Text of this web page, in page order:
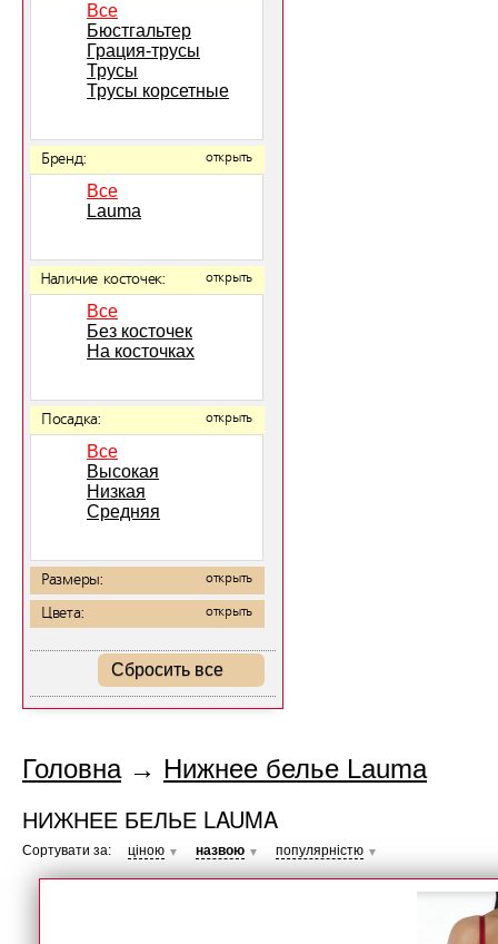
Все
Бюстгальтер
Грация-трусы
Трусы
Трусы корсетные
Бренд: открыть
Все
Lauma
Наличие косточек: открыть
Все
Без косточек
На косточках
Посадка: открыть
Все
Высокая
Низкая
Средняя
Размеры: открыть
Цвета: открыть
Сбросить все
Головна→ Нижнее белье Lauma
НИЖНЕЕ БЕЛЬЕ LAUMA
Сортувати за: ціною ▼ назвою ▼ популярністю ▼